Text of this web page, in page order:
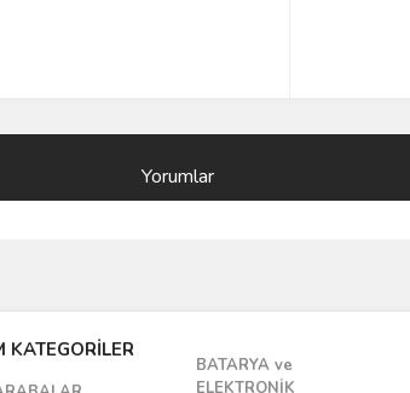
Yorumlar
Yorum Yaz
KATEGORİLER
BATARYA ve
ELEKTRONİK